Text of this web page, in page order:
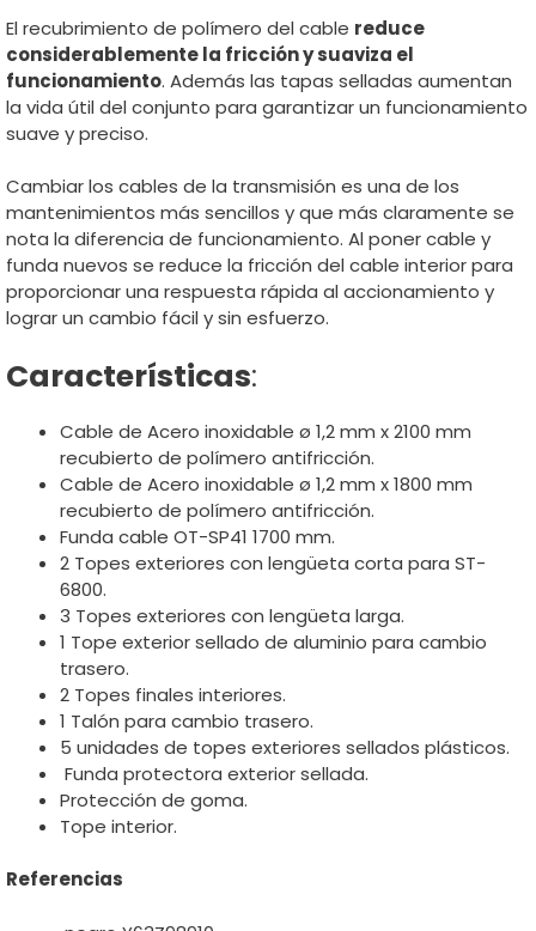
El recubrimiento de polímero del cable reduce
considerablemente la fricción y suaviza el
funcionamiento. Además las tapas selladas aumentan
la vida útil del conjunto para garantizar un funcionamiento
suave y preciso.
Cambiar los cables de la transmisión es una de los
mantenimientos más sencillos y que más claramente se
nota la diferencia de funcionamiento. Al poner cable y
funda nuevos se reduce la fricción del cable interior para
proporcionar una respuesta rápida al accionamiento y
lograr un cambio fácil y sin esfuerzo.
Características:
Cable de Acero inoxidable ø 1,2 mm x 2100 mm
recubierto de polímero antifricción.
Cable de Acero inoxidable ø 1,2 mm x 1800 mm
recubierto de polímero antifricción.
Funda cable OT-SP41 1700 mm.
2 Topes exteriores con lengüeta corta para ST-
6800.
3 Topes exteriores con lengüeta larga.
1 Tope exterior sellado de aluminio para cambio
trasero.
2 Topes finales interiores.
1 Talón para cambio trasero.
5 unidades de topes exteriores sellados plásticos.
Funda protectora exterior sellada.
Protección de goma.
Tope interior.
Referencias